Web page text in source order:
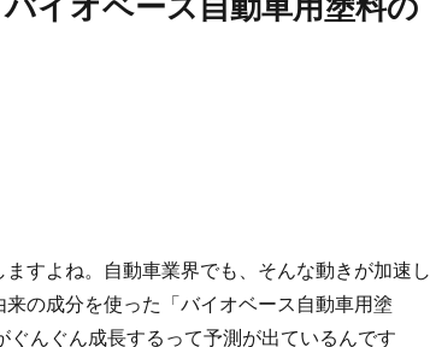
すよね。自動車業界でも、そんな動きが加速し
の成分を使った「バイオベース自動車用塗
んぐん成長するって予測が出ているんです